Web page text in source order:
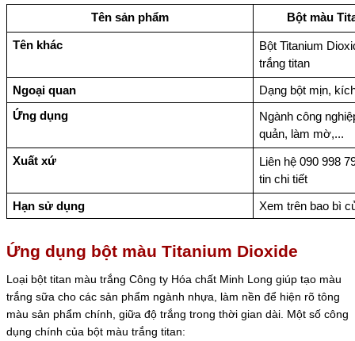
Tên sản phẩm Bột màu
Tên khác
Bột Titanium
trắng titan
Ngoại quan
Dạng bột mịn,
Ứng dụng
Ngành công
quản, làm mờ,...
Xuất xứ
Liên hệ 090 998
tin chi tiết
Hạn sử dụng Xem trên bao bì
Ứng dụng bột màu Titanium Dioxide
Loại bột titan màu trắng Công ty Hóa chất Minh Long giúp tạo màu
trắng sữa cho các sản phẩm ngành nhựa, làm nền để hiện rõ tông
màu sản phẩm chính, giữa độ trắng trong thời gian dài. Một số công
dụng chính của bột màu trắng titan: